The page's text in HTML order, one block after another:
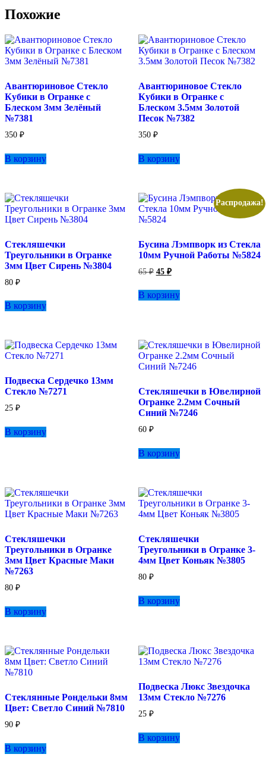
Похожие
Авантюриновое Стекло
Кубики в Огранке с
Блеском 3мм Зелёный
№7381
350 ₽
В корзину
Авантюриновое Стекло
Кубики в Огранке с
Блеском 3.5мм Золотой
Песок №7382
350 ₽
В корзину
Стекляшечки
Треугольники в Огранке
3мм Цвет Сирень №3804
80 ₽
В корзину
Распродажа!
Бусина Лэмпворк из Стекла
10мм Ручной Работы №5824
65₽ Первоначальная
цена
составляла
65 ₽.
45 ₽Текущая
цена:
45 ₽.
В корзину
Подвеска Сердечко 13мм
Стекло №7271
25 ₽
В корзину
Стекляшечки в Ювелирной
Огранке 2.2мм Сочный
Синий №7246
60 ₽
В корзину
Стекляшечки
Треугольники в Огранке
3мм Цвет Красные Маки
№7263
80 ₽
В корзину
Стекляшечки
Треугольники в Огранке 3-
4мм Цвет Коньяк №3805
80 ₽
В корзину
Стеклянные Рондельки 8мм
Цвет: Светло Синий №7810
90 ₽
В корзину
Подвеска Люкс Звездочка
13мм Стекло №7276
25 ₽
В корзину